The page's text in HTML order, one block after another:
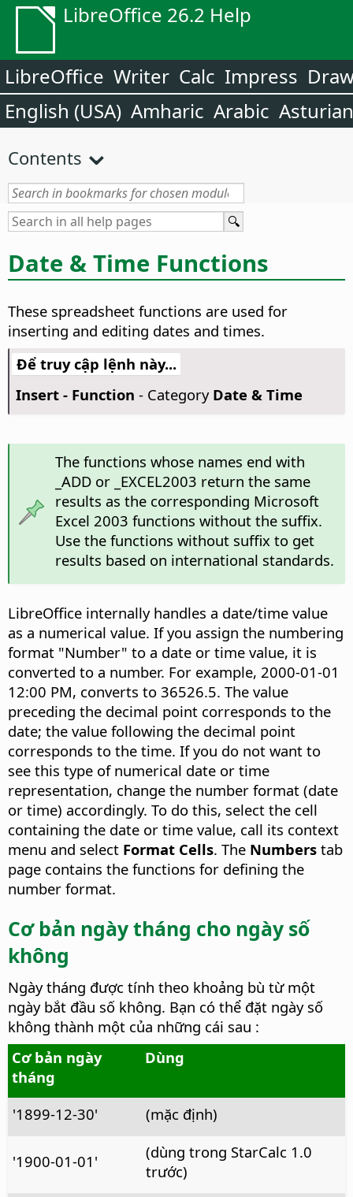
LibreOffice 26.2 Help
LibreOffice Writer Calc Impress
English (USA) Amharic Arabic Asturian
Contents
Date & Time Functions
These spreadsheet functions are used for
inserting and editing dates and times.
Để truy cập lệnh này...
Insert - Function - Category Date & Time
The functions whose names end with
_ADD or _EXCEL2003 return the same
results as the corresponding Microsoft
Excel 2003 functions without the suffix.
Use the functions without suffix to get
results based on international standards.
LibreOffice internally handles a date/time value
as a numerical value. If you assign the numbering
format "Number" to a date or time value, it is
converted to a number. For example, 2000-01-01
12:00 PM, converts to 36526.5. The value
preceding the decimal point corresponds to the
date; the value following the decimal point
corresponds to the time. If you do not want to
see this type of numerical date or time
representation, change the number format (date
or time) accordingly. To do this, select the cell
containing the date or time value, call its context
menu and select Format Cells. The Numbers tab
page contains the functions for defining the
number format.
Cơ bản ngày tháng cho ngày số
không
Ngày tháng được tính theo khoảng bù từ một
ngày bắt đầu số không. Bạn có thể đặt ngày số
không thành một của những cái sau :
Cơ bản ngày
tháng
Dùng
'1899-12-30' (mặc định)
'1900-01-01'
(dùng trong StarCalc 1.0
trước)